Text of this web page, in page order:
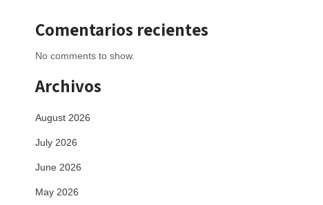
Comentarios recientes
No comments to show.
Archivos
August 2026
July 2026
June 2026
May 2026